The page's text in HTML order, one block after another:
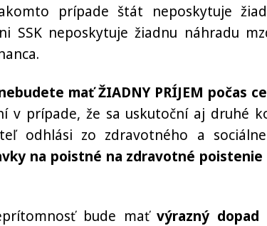
prípade štát neposkytuje
SSK neposkytuje žiadnu náhradu
mať ŽIADNY PRÍJEM počas
v prípade, že sa uskutoční aj druhé
odhlási zo zdravotného a
na poistné na zdravotné poistenie
bude maťvýrazný dopad